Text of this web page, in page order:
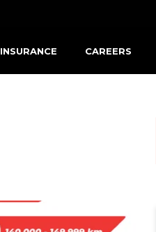
INSURANCE CAREERS